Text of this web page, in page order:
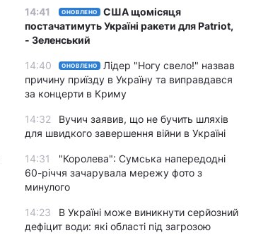
14:41 ОНОВЛЕНО
США щомісяця
постачатимуть Україні ракети для Patriot,
- Зеленський
14:40 ОНОВЛЕНО
Лідер "Ногу свело!" назвав
причину приїзду в Україну та виправдався
за концерти в Криму
14:32
Вучич заявив, що не бучить шляхів
для швидкого завершення війни в Україні
14:31
"Королева": Сумська напередодні
60-річчя зачарувала мережу фото з
минулого
14:23
В Україні може виникнути серйозний
дефіцит води: які області під загрозою